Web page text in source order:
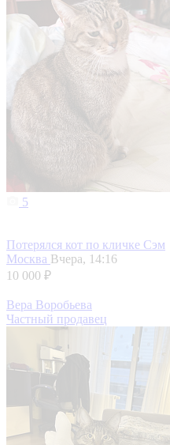
5
Потерялся кот по кличке Сэм
Москва Вчера, 14:16
10 000 ₽
Вера Воробьева
Частный продавец